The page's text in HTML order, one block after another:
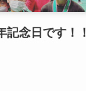
記念日です！！